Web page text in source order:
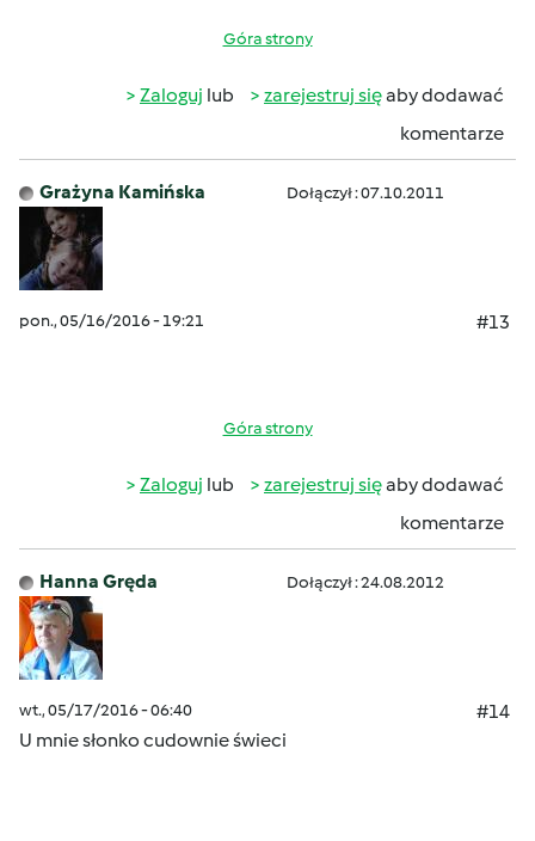
Góra strony
Zaloguj lub zarejestruj sięaby dodawać
komentarze
Grażyna Kamińska Dołączył : 07.10.2011
pon., 05/16/2016 - 19:21 #13
Góra strony
Zaloguj lub zarejestruj sięaby dodawać
komentarze
Hanna Gręda Dołączył : 24.08.2012
wt., 05/17/2016 - 06:40
#14
U mnie słonko cudownie świeci